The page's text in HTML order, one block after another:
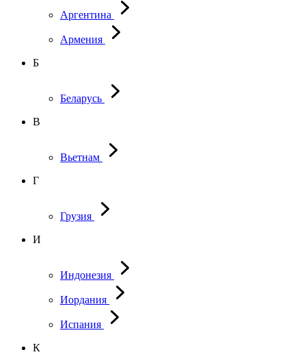
Аргентина
Армения
Б
Беларусь
В
Вьетнам
Г
Грузия
И
Индонезия
Иордания
Испания
К